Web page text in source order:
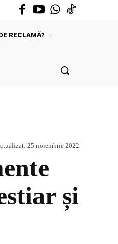
RECLAMĂ?
25 noiembrie 2022
și